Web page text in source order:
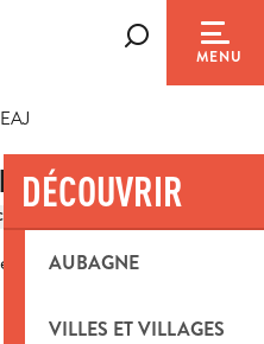
MENU
DÉCOUVRIR
AUBAGNE
VILLES ET VILLAGES
- EAJ
MUNICIPAUX ET INTERCOMMUNAUX
Saint-Michel, 13400